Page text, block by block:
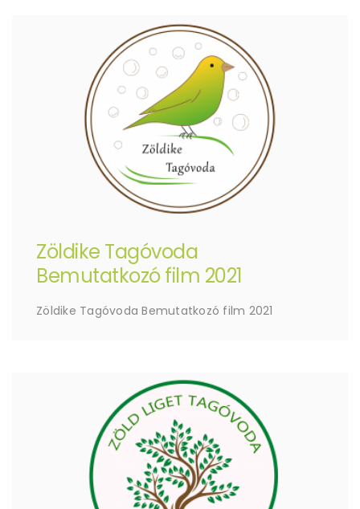
Zöldike Tagóvoda
Bemutatkozó film 2021
Zöldike Tagóvoda Bemutatkozó film 2021